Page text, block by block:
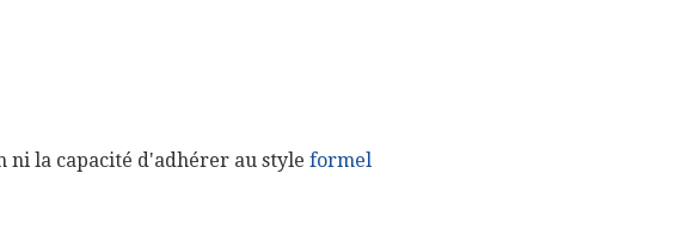
ni la capacité d'adhérer au style formel